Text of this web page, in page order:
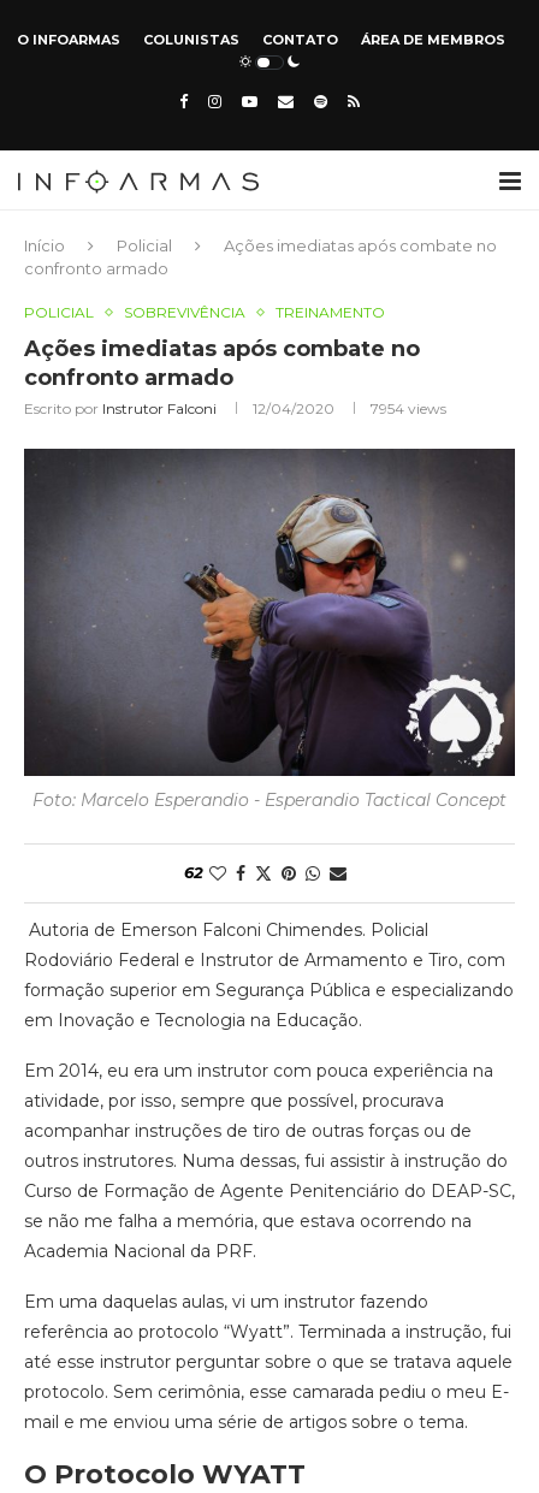
O INFOARMAS COLUNISTAS CONTATO ÁREA DE MEMBROS
Início Policial
Ações imediatas após combate no
confronto armado
POLICIAL SOBREVIVÊNCIA TREINAMENTO
Ações imediatas após combate no
confronto armado
Escrito por Instrutor Falconi 12/04/2020 7954 views
Foto: Marcelo Esperandio - Esperandio Tactical Concept
62
Autoria de Emerson Falconi Chimendes. Policial
Rodoviário Federal e Instrutor de Armamento e Tiro, com
formação superior em Segurança Pública e especializando
em Inovação e Tecnologia na Educação.
Em 2014, eu era um instrutor com pouca experiência na
atividade, por isso, sempre que possível, procurava
acompanhar instruções de tiro de outras forças ou de
outros instrutores. Numa dessas, fui assistir à instrução do
Curso de Formação de Agente Penitenciário do DEAP-SC,
se não me falha a memória, que estava ocorrendo na
Academia Nacional da PRF.
Em uma daquelas aulas, vi um instrutor fazendo
referência ao protocolo “Wyatt”. Terminada a instrução, fui
até esse instrutor perguntar sobre o que se tratava aquele
protocolo. Sem cerimônia, esse camarada pediu o meu E-
mail e me enviou uma série de artigos sobre o tema.
O Protocolo WYATT